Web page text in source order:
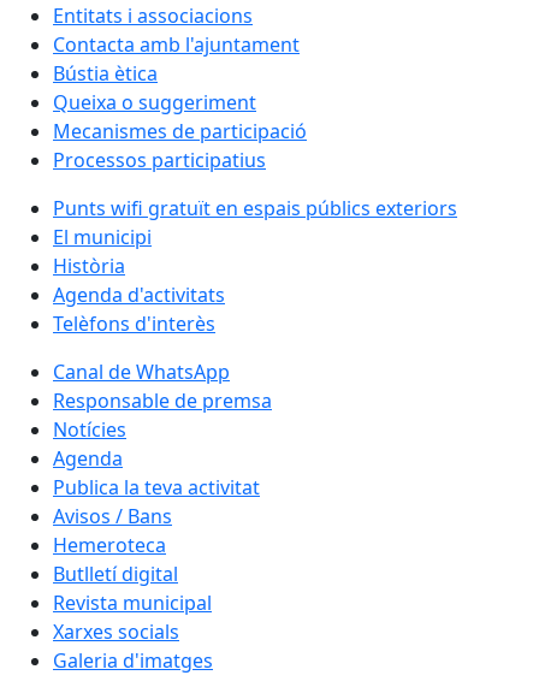
Entitats i associacions
Contacta amb l'ajuntament
Bústia ètica
Queixa o suggeriment
Mecanismes de participació
Processos participatius
Punts wifi gratuït en espais públics exteriors
El municipi
Història
Agenda d'activitats
Telèfons d'interès
Canal de WhatsApp
Responsable de premsa
Notícies
Agenda
Publica la teva activitat
Avisos / Bans
Hemeroteca
Butlletí digital
Revista municipal
Xarxes socials
Galeria d'imatges